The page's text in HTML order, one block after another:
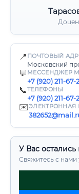
📍 ПОЧТОВЫЙ
Московский
💬 МЕССЕНДЖЕР
+7 (920) 211-67-
📞ТЕЛЕФОНЫ
+7 (920) 211-67-
✉️ЭЛЕКТРОННАЯ
У Вас
Свяжитесь с